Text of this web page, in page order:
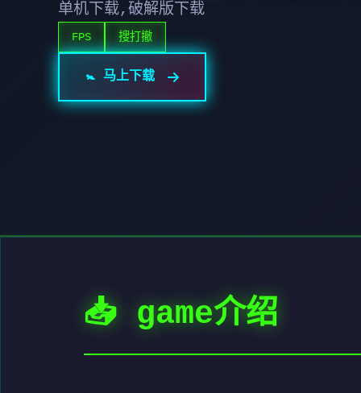
单机下载,破解版下载
FPS 搜打撤
🚼 马上下载
📥 game介绍